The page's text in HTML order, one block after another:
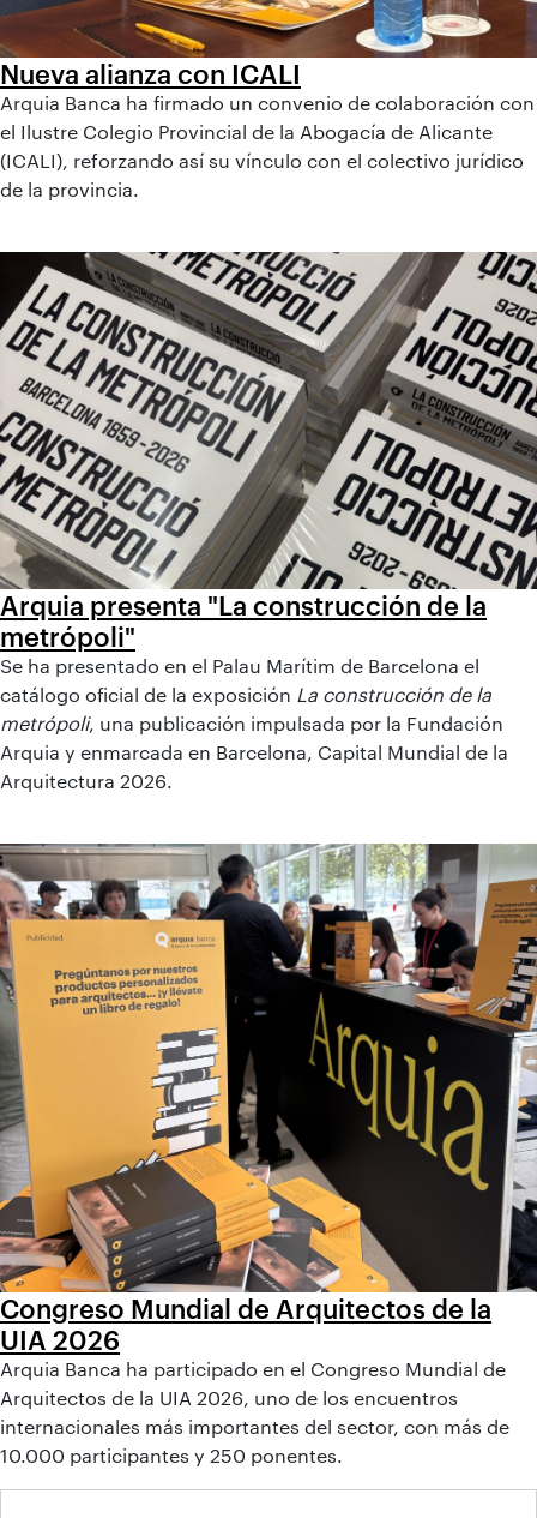
Nueva alianza con ICALI
Arquia Banca ha firmado un convenio de colaboración con
el Ilustre Colegio Provincial de la Abogacía de Alicante
(ICALI), reforzando así su vínculo con el colectivo jurídico
de la provincia.
Arquia presenta "La construcción de la
metrópoli"
Se ha presentado en el Palau Marítim de Barcelona el
catálogo oficial de la exposición La construcción de la
metrópoli, una publicación impulsada por la Fundación
Arquia y enmarcada en Barcelona, Capital Mundial de la
Arquitectura 2026.
Congreso Mundial de Arquitectos de la
UIA 2026
Arquia Banca ha participado en el Congreso Mundial de
Arquitectos de la UIA 2026, uno de los encuentros
internacionales más importantes del sector, con más de
10.000 participantes y 250 ponentes.